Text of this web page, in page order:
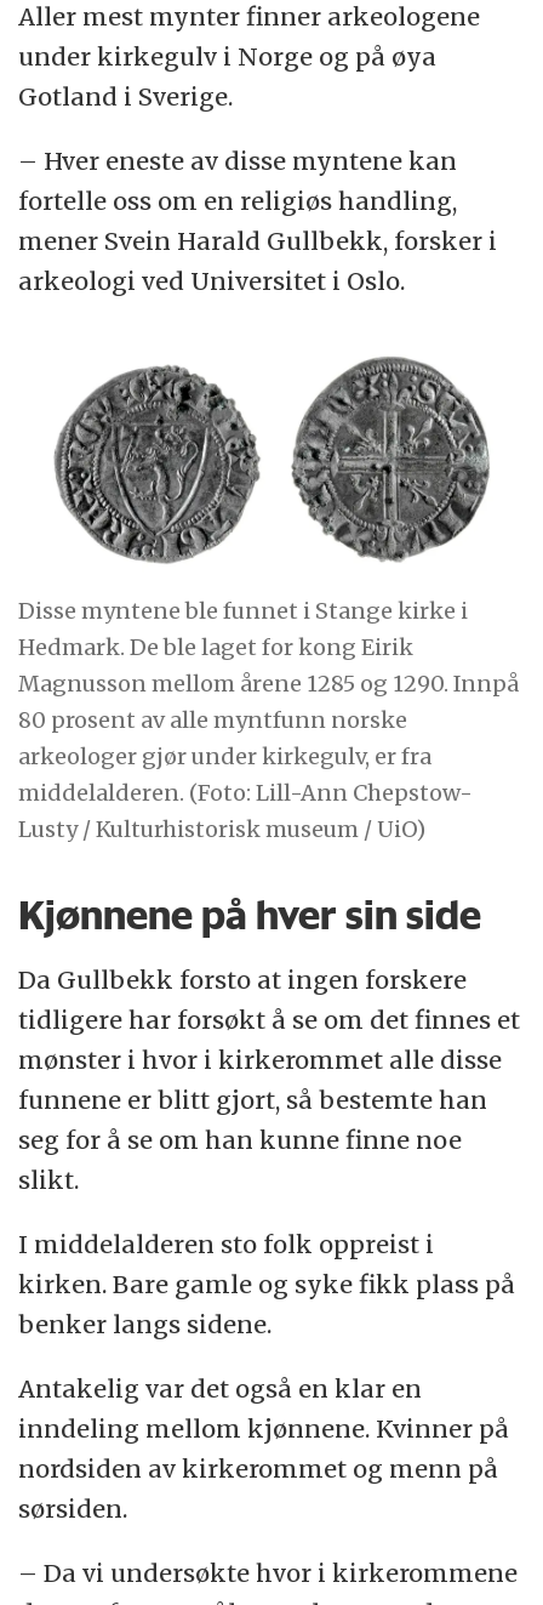
Aller mest mynter finner arkeologene
under kirkegulv i Norge og på øya
Gotland i Sverige.
– Hver eneste av disse myntene kan
fortelle oss om en religiøs handling,
mener Svein Harald Gullbekk, forsker i
arkeologi ved Universitet i Oslo.
Disse myntene ble funnet i Stange kirke i
Hedmark. De ble laget for kong Eirik
Magnusson mellom årene 1285 og 1290. Innpå
80 prosent av alle myntfunn norske
arkeologer gjør under kirkegulv, er fra
middelalderen. (Foto: Lill-Ann Chepstow-
Lusty / Kulturhistorisk museum / UiO)
Kjønnene på hver sin side
Da Gullbekk forsto at ingen forskere
tidligere har forsøkt å se om det finnes et
mønster i hvor i kirkerommet alle disse
funnene er blitt gjort, så bestemte han
seg for å se om han kunne finne noe
slikt.
I middelalderen sto folk oppreist i
kirken. Bare gamle og syke fikk plass på
benker langs sidene.
Antakelig var det også en klar en
inndeling mellom kjønnene. Kvinner på
nordsiden av kirkerommet og menn på
sørsiden.
– Da vi undersøkte hvor i kirkerommene